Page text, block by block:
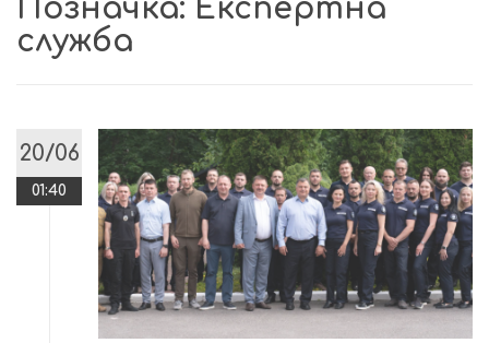
Позначка: Експертна
служба
20/06
01:40